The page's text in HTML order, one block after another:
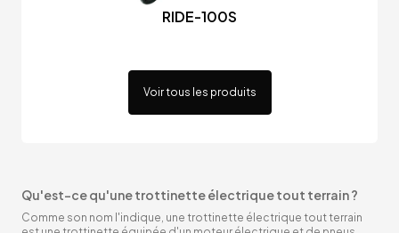
RIDE-100S
Voir tous les produits
Qu'est-ce qu'une trottinette électrique tout terrain ?
Comme son nom l'indique, une trottinette électrique tout terrain